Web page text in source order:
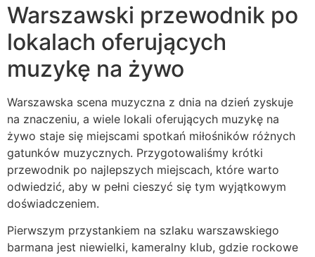
Warszawski przewodnik po
lokalach oferujących
muzykę na żywo
Warszawska scena muzyczna z dnia na dzień zyskuje
na znaczeniu, a wiele lokali oferujących muzykę na
żywo staje się miejscami spotkań miłośników różnych
gatunków muzycznych. Przygotowaliśmy krótki
przewodnik po najlepszych miejscach, które warto
odwiedzić, aby w pełni cieszyć się tym wyjątkowym
doświadczeniem.
Pierwszym przystankiem na szlaku warszawskiego
barmana jest niewielki, kameralny klub, gdzie rockowe